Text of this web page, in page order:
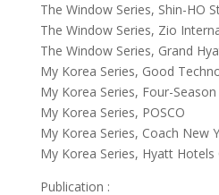
The Window Series, Shin-HO
The Window Series, Zio
The Window Series, Grand
My Korea Series, Good
My Korea Series, Four-
My Korea Series, POSCO
My Korea Series, Coach New
My Korea Series, Hyatt
Publication :